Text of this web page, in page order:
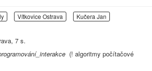
Vítkovice Ostrava
Kučera Jan
7 s.
(! algoritmy počítačové